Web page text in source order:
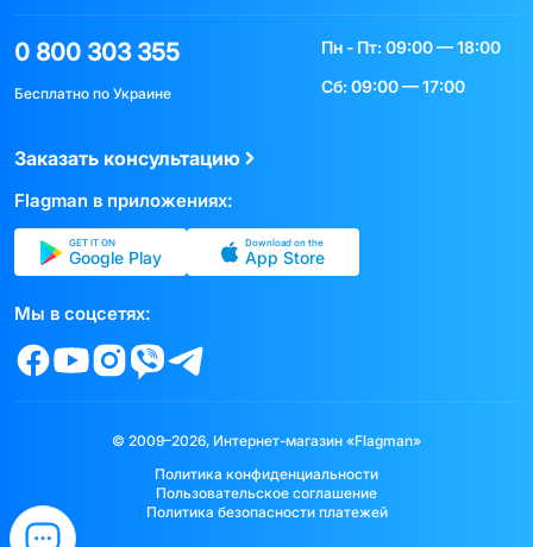
0 800 303 355
Бесплатно по Украине
Пн - Пт: 09:00 — 18:00
Сб: 09:00 — 17:00
Заказать консультацию
Flagman в приложениях:
GET IT ON
Google Play
Download on the
App Store
Мы в соцсетях:
© 2009–2026, Интернет-магазин «Flagman»
Политика конфиденциальности
Пользовательское соглашение
Политика безопасности платежей